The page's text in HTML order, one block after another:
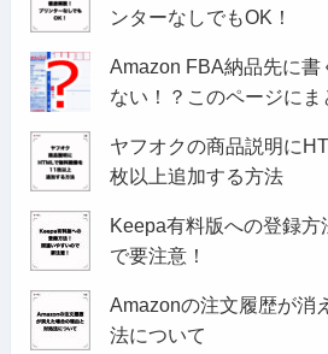
ンターなしでもOK！
Amazon FBA納品先に書
ない！？このページにま
ヤフオクの商品説明に
枚以上追加する方法
Keepa有料版への登録
で要注意！
Amazonの注文履歴が消
法について